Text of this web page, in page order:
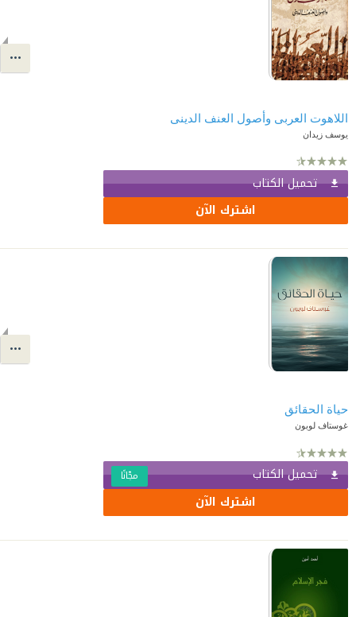
اللاهوت العربى وأصول العنف الدينى
يوسف زيدان
تحميل الكتاب
اشترك الآن
حياة الحقائق
غوستاف لوبون
تحميل الكتاب مجّانًا
اشترك الآن